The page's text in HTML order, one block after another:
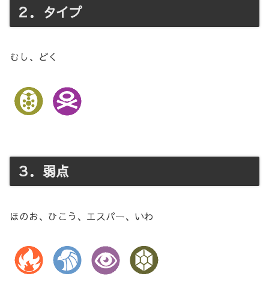
２．タイプ
むし、どく
３．弱点
ほのお、ひこう、エスパー、いわ